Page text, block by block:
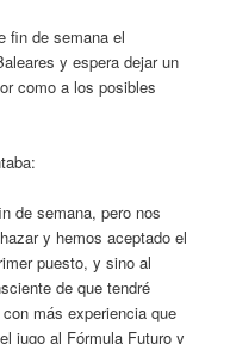
fin de semana el
y espera dejar un
como a los posibles
de semana, pero nos
y hemos aceptado el
puesto, y sino al
de que tendré
más experiencia que
jugo al Fórmula Futuro y